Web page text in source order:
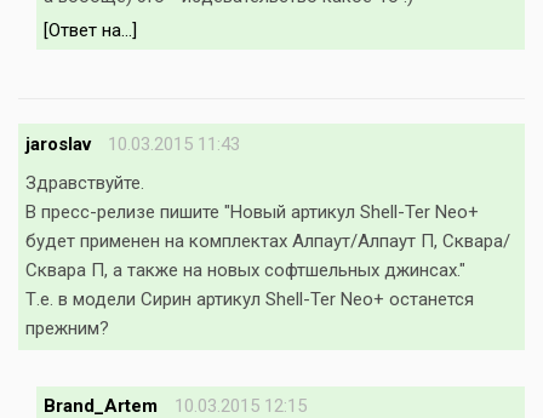
[Ответ на...]
jaroslav
10.03.2015 11:43
Здравствуйте.
В пресс-релизе пишите "Новый артикул Shell-Ter Neo+
будет применен на комплектах Алпаут/Алпаут П, Сквара/
Сквара П, а также на новых софтшельных джинсах."
Т.е. в модели Сирин артикул Shell-Ter Neo+ останется
прежним?
Brand_Artem
10.03.2015 12:15